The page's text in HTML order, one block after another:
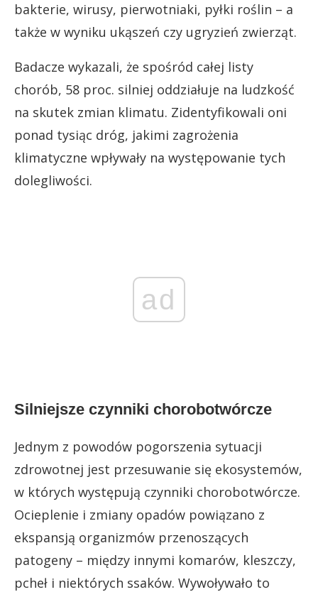
bakterie, wirusy, pierwotniaki, pyłki roślin – a
także w wyniku ukąszeń czy ugryzień zwierząt.
Badacze wykazali, że spośród całej listy
chorób, 58 proc. silniej oddziałuje na ludzkość
na skutek zmian klimatu. Zidentyfikowali oni
ponad tysiąc dróg, jakimi zagrożenia
klimatyczne wpływały na występowanie tych
dolegliwości.
ad
Silniejsze czynniki chorobotwórcze
Jednym z powodów pogorszenia sytuacji
zdrowotnej jest przesuwanie się ekosystemów,
w których występują czynniki chorobotwórcze.
Ocieplenie i zmiany opadów powiązano z
ekspansją organizmów przenoszących
patogeny – między innymi komarów, kleszczy,
pcheł i niektórych ssaków. Wywoływało to